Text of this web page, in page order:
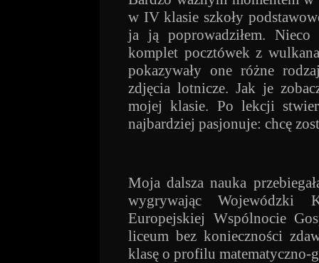
w IV klasie szkoły
ja ją poprowadziłem.
komplet pocztówek z
pokazywały one różne
zdjęcia lotnicze. Jak je
mojej klasie. Po lekcji
najbardziej pasjonuje: chcę
Moja dalsza nauka
wygrywając
Europejskiej Wspólnocie
liceum bez konieczności
klasę o profilu matematyczno-